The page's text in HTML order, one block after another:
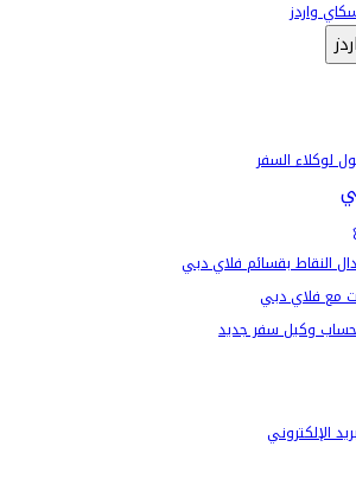
واردز
لوكلاء السفر
النقاط بقسائم فلاي دبي
مع فلاي دبي
الإلكتروني